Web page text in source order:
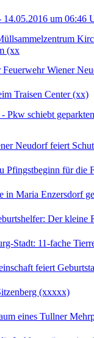
um 06:46
(xx
Feuerwehr Wiener
Traisen Center (xx)
schiebt
Neudorf feiert
Pfingstbeginn für die
in Maria Enzersdorf
Der kleine
Stadt: 11-fache
feiert
(xxxxx)
eines Tullner